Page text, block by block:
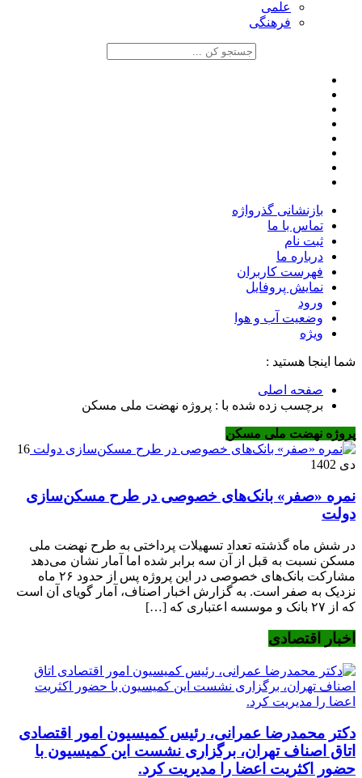
علمی
فرهنگی
بازنشانی گذرواژه
تماس با ما
ثبت نام
درباره ما
فهرست کاربران
نمایش پروفایل
ورود
وضعیت آب و هوا
ویژه
شما اینجا هستید :
صفحه اصلی
برچسب زده شده با : پروژه نهضت ملی مسکن
پروژه نهضت ملی مسکن
16
دی 1402
نمره «صفر» بانک‌های خصوصی در طرح مسکن‌سازی
دولت
در شش ماه گذشته تعداد تسهیلات پرداختی به طرح نهضت ملی
مسکن نسبت به قبل از آن سه برابر شده اما آمار نشان می‌دهد
مشارکت بانک‌های خصوصی در این پروژه پس از حدود ۲۶ ماه
نزدیک به صفر است. به گزارش اخبار اصناف، آمار گویای آن است
که از ۲۷ بانک و موسسه اعتباری که […]
اخبار اقتصادی
دکتر محمدرضا عمرانی، رئیس کمیسیون امور اقتصادی
اتاق اصناف تهران، برگزاری نشست این کمیسیون با
حضور اکثریت اعضا را مدیریت کرد.